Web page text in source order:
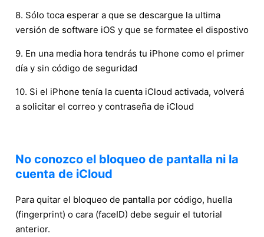
8. Sólo toca esperar a que se descargue la ultima
versión de software iOS y que se formatee el dispostivo
9. En una media hora tendrás tu iPhone como el primer
día y sin código de seguridad
10. Si el iPhone tenía la cuenta iCloud activada, volverá
a solicitar el correo y contraseña de iCloud
No conozco el bloqueo de pantalla ni la
cuenta de iCloud
Para quitar el bloqueo de pantalla por código, huella
(fingerprint) o cara (faceID) debe seguir el tutorial
anterior.